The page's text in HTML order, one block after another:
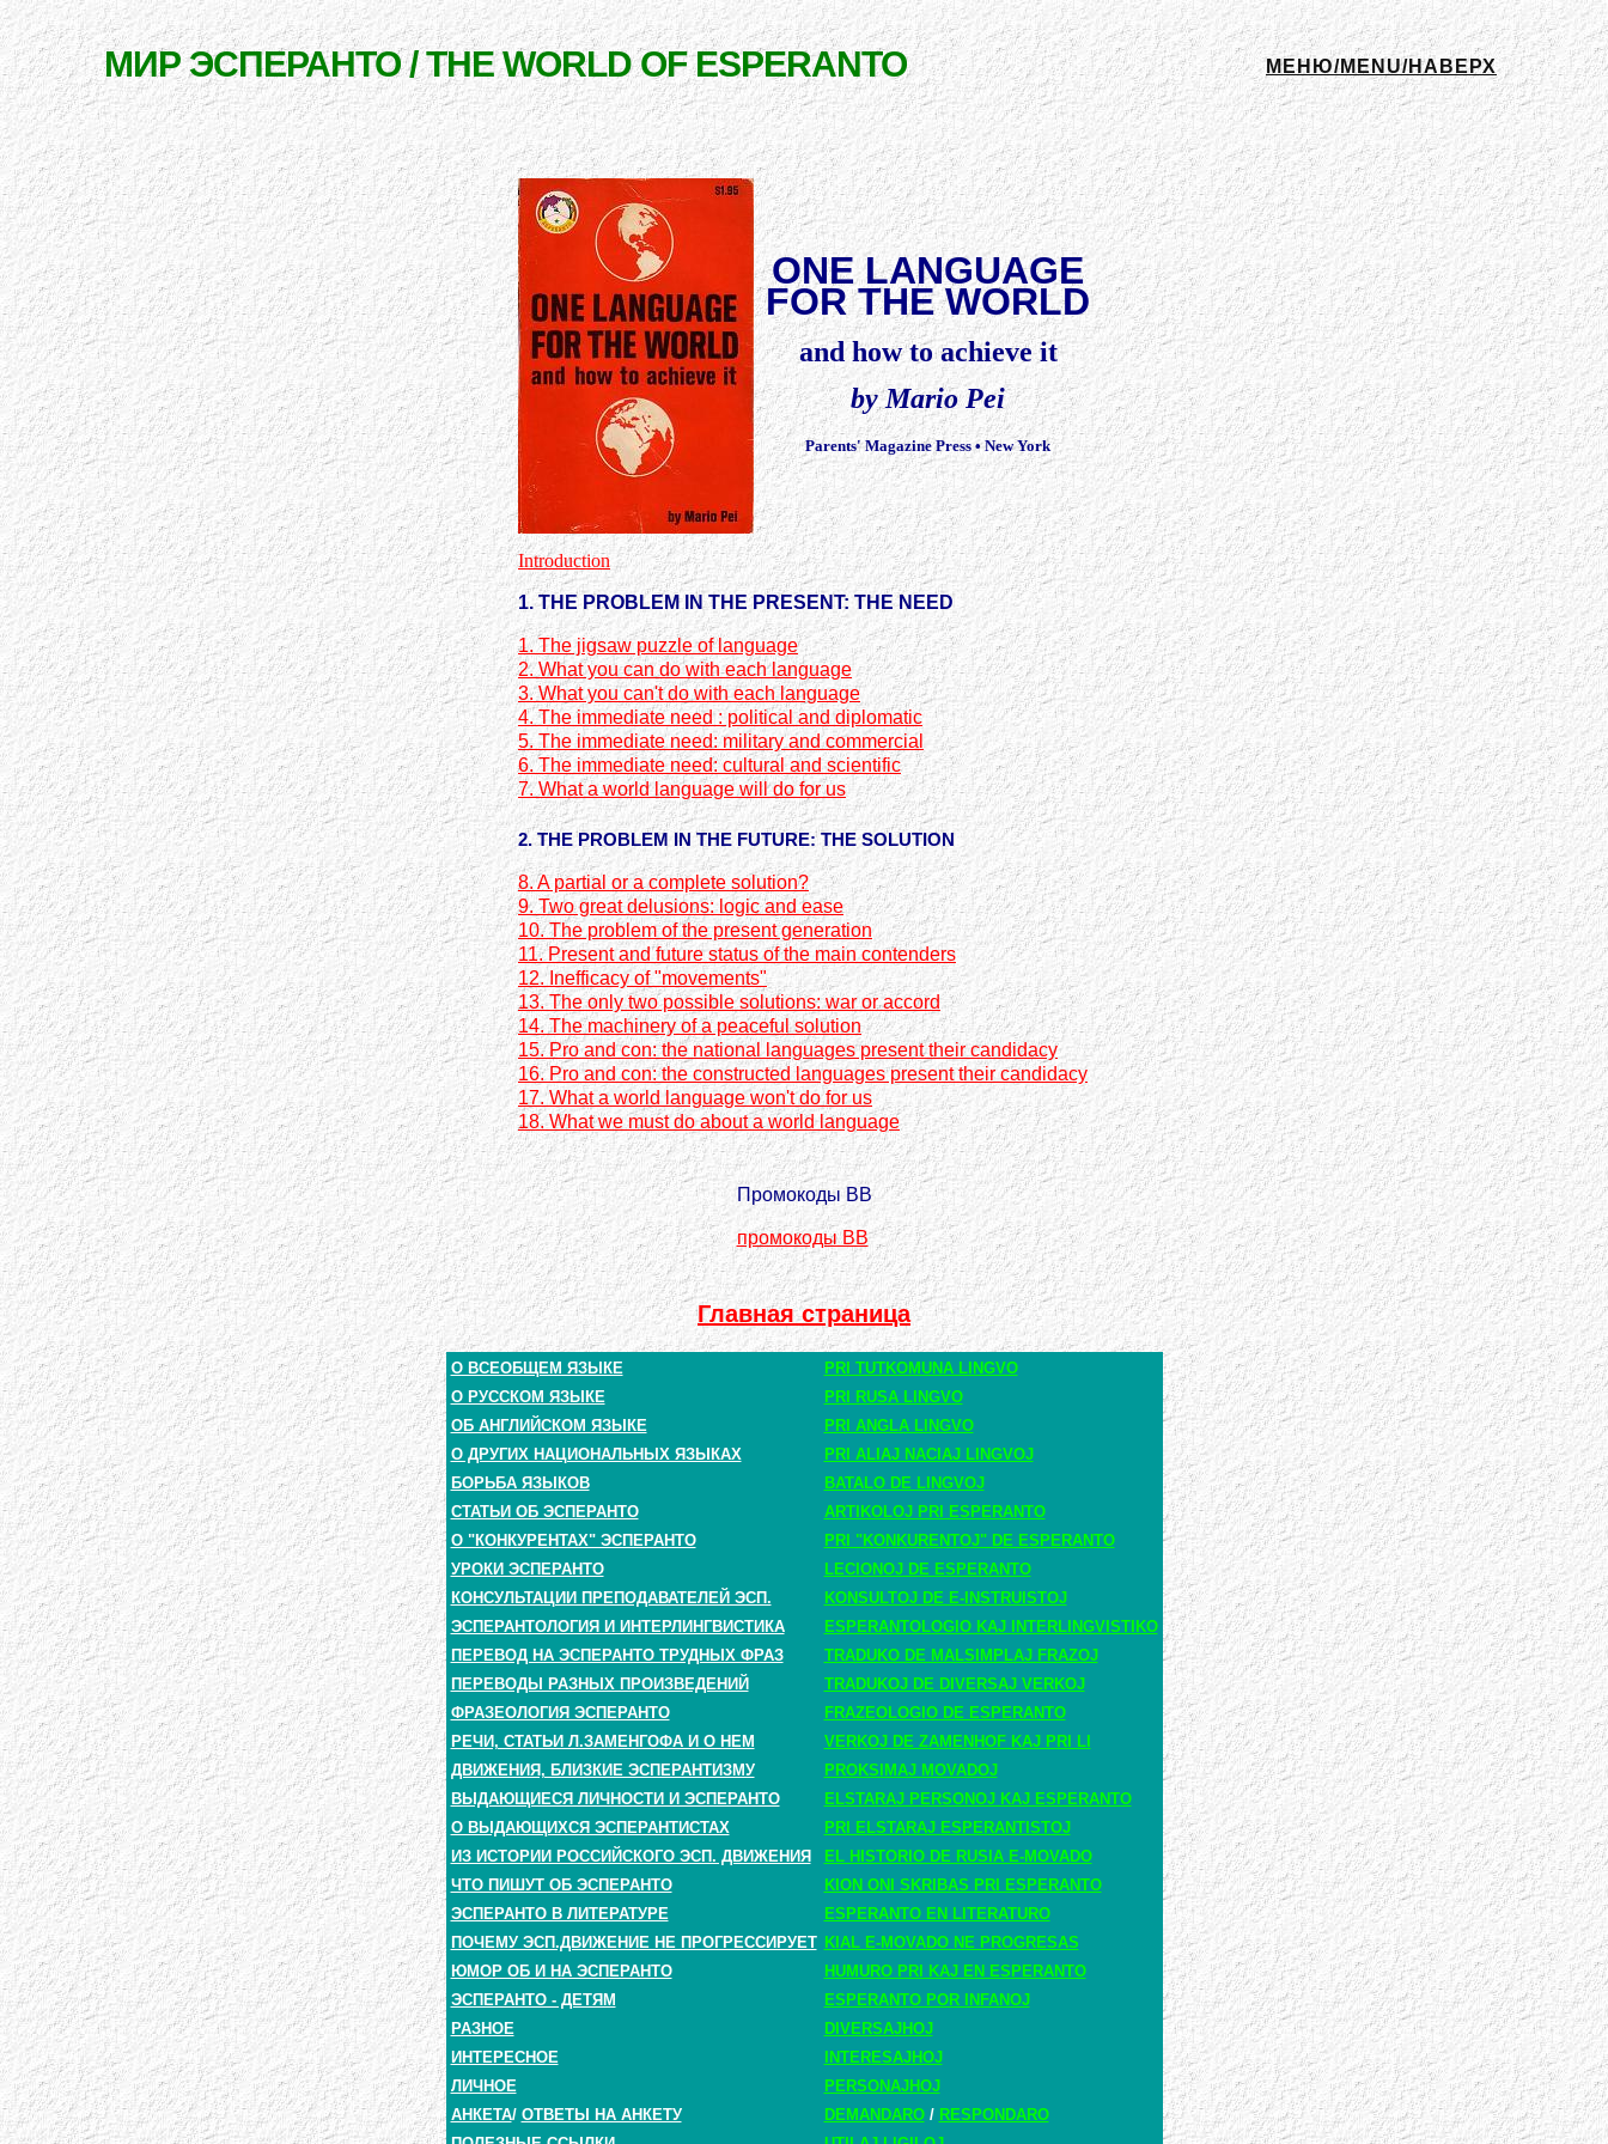
МИР ЭСПЕРАНТО / THE WORLD OF ESPERANTO МЕНЮ/MENU/НАВЕРХ
ONE LANGUAGE
FOR THE WORLD
and how to achieve it
by Mario Pei
Parents' Magazine Press • New York
Introduction
1. THE PROBLEM IN THE PRESENT: THE NEED
1. The jigsaw puzzle of language
2. What you can do with each language
3. What you can't do with each language
4. The immediate need : political and diplomatic
5. The immediate need: military and commercial
6. The immediate need: cultural and scientific
7. What a world language will do for us
2. THE PROBLEM IN THE FUTURE: THE SOLUTION
8. A partial or a complete solution?
9. Two great delusions: logic and ease
10. The problem of the present generation
11. Present and future status of the main contenders
12. Inefficacy of "movements"
13. The only two possible solutions: war or accord
14. The machinery of a peaceful solution
15. Pro and con: the national languages present their candidacy
16. Pro and con: the constructed languages present their candidacy
17. What a world language won't do for us
18. What we must do about a world language
Промокоды BB
промокоды BB
Главная страница
О ВСЕОБЩЕМ ЯЗЫКЕ
PRI TUTKOMUNA LINGVO
О РУССКОМ ЯЗЫКЕ
PRI RUSA LINGVO
ОБ АНГЛИЙСКОМ ЯЗЫКЕ
PRI ANGLA LINGVO
О ДРУГИХ НАЦИОНАЛЬНЫХ ЯЗЫКАХ
PRI ALIAJ NACIAJ LINGVOJ
БОРЬБА ЯЗЫКОВ
BATALO DE LINGVOJ
СТАТЬИ ОБ ЭСПЕРАНТО
ARTIKOLOJ PRI ESPERANTO
О "КОНКУРЕНТАХ" ЭСПЕРАНТО
PRI "KONKURENTOJ" DE ESPERANTO
УРОКИ ЭСПЕРАНТО
LECIONOJ DE ESPERANTO
КОНСУЛЬТАЦИИ ПРЕПОДАВАТЕЛЕЙ ЭСП.
KONSULTOJ DE E-INSTRUISTOJ
ЭСПЕРАНТОЛОГИЯ И ИНТЕРЛИНГВИСТИКА
ESPERANTOLOGIO KAJ INTERLINGVISTIKO
ПЕРЕВОД НА ЭСПЕРАНТО ТРУДНЫХ ФРАЗ
TRADUKO DE MALSIMPLAJ FRAZOJ
ПЕРЕВОДЫ РАЗНЫХ ПРОИЗВЕДЕНИЙ
TRADUKOJ DE DIVERSAJ VERKOJ
ФРАЗЕОЛОГИЯ ЭСПЕРАНТО
FRAZEOLOGIO DE ESPERANTO
РЕЧИ, СТАТЬИ Л.ЗАМЕНГОФА И О НЕМ
VERKOJ DE ZAMENHOF KAJ PRI LI
ДВИЖЕНИЯ, БЛИЗКИЕ ЭСПЕРАНТИЗМУ
PROKSIMAJ MOVADOJ
ВЫДАЮЩИЕСЯ ЛИЧНОСТИ И ЭСПЕРАНТО
ELSTARAJ PERSONOJ KAJ ESPERANTO
О ВЫДАЮЩИХСЯ ЭСПЕРАНТИСТАХ
PRI ELSTARAJ ESPERANTISTOJ
ИЗ ИСТОРИИ РОССИЙСКОГО ЭСП. ДВИЖЕНИЯ
EL HISTORIO DE RUSIA E-MOVADO
ЧТО ПИШУТ ОБ ЭСПЕРАНТО
KION ONI SKRIBAS PRI ESPERANTO
ЭСПЕРАНТО В ЛИТЕРАТУРЕ
ESPERANTO EN LITERATURO
ПОЧЕМУ ЭСП.ДВИЖЕНИЕ НЕ ПРОГРЕССИРУЕТ KIAL E-MOVADO NE PROGRESAS
ЮМОР ОБ И НА ЭСПЕРАНТО
HUMURO PRI KAJ EN ESPERANTO
ЭСПЕРАНТО - ДЕТЯМ
ESPERANTO POR INFANOJ
РАЗНОЕ
DIVERSAJHOJ
ИНТЕРЕСНОЕ
INTERESAJHOJ
ЛИЧНОЕ
PERSONAJHOJ
АНКЕТА/ ОТВЕТЫ НА АНКЕТУ DEMANDARO/ RESPONDARO